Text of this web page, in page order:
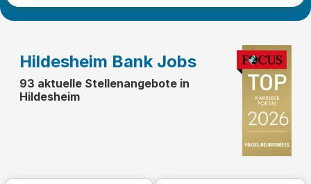
Hildesheim Bank Jobs
93 aktuelle Stellenangebote in
Hildesheim